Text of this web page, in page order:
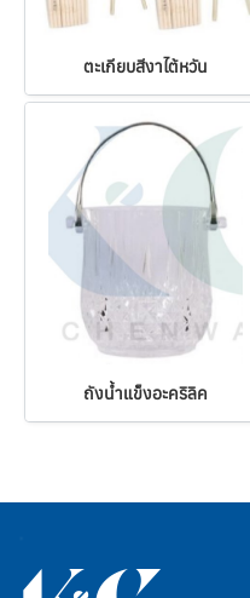
ตะเกียบสีงาไต้หวัน
ถังน้ำแข็งอะคริลิค